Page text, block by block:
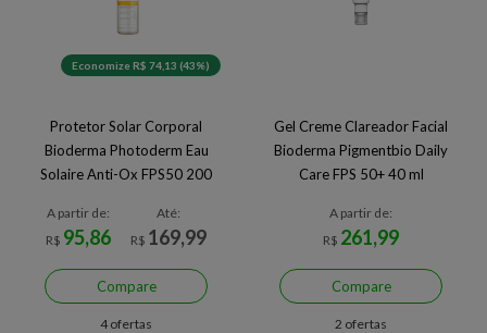
Economize R$ 74,13 (43%)
Protetor Solar Corporal
Bioderma Photoderm Eau
Solaire Anti-Ox FPS50 200
A partir de:
R$ 95,86
Até:
R$ 169,99
Compare
4 ofertas
Gel Creme Clareador Facial
Bioderma Pigmentbio Daily
Care FPS 50+ 40 ml
A partir de:
R$ 261,99
Compare
2 ofertas